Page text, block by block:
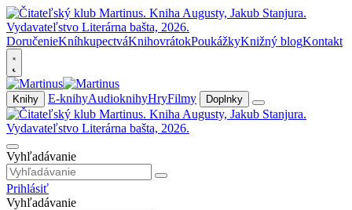
DoručenieKníhkupectváKnihovrátokPoukážkyKnižný blogKontakt
Knihy E-knihyAudioknihyHryFilmy Doplnky
Vyhľadávanie
Prihlásiť
Vyhľadávanie